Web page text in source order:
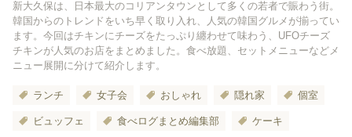
新大久保は、日本最大のコリアンタウンとして多くの若者で賑わう街。
韓国からのトレンドをいち早く取り入れ、人気の韓国グルメが揃ってい
ます。今回はチキンにチーズをたっぷり纏わせて味わう、UFOチーズ
チキンが人気のお店をまとめました。食べ放題、セットメニューなどメ
ニュー展開に分けて紹介します。
ランチ 女子会 おしゃれ 隠れ家 個室
ビュッフェ 食べログまとめ編集部 ケーキ